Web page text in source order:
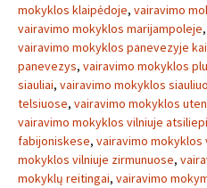
mokyklos klaipėdoje, vairavimo
vairavimo mokyklos marijampoleje,
vairavimo mokyklos panevezyje
panevezys, vairavimo mokyklos
siauliai, vairavimo mokyklos
telsiuose, vairavimo mokyklos
vairavimo mokyklos vilniuje
fabijoniskese, vairavimo mokyklos
mokyklos vilniuje zirmunuose,
mokyklų reitingai, vairavimo